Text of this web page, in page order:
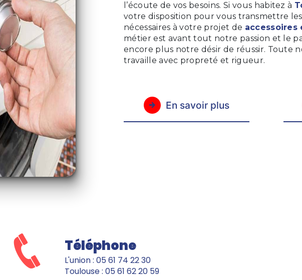
l’écoute de vos besoins. Si vous habitez à
votre disposition pour vous transmettre
nécessaires à votre projet de accessoires
métier est avant tout notre passion et le
encore plus notre désir de réussir. Toute
travaille avec propreté et rigueur.
En savoir plus
Téléphone
L'union : 05 61 74 22 30
Toulouse : 05 61 62 20 59